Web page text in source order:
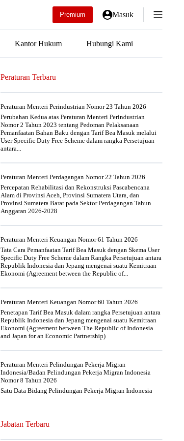
Premium Masuk
Kantor Hukum Hubungi Kami
Peraturan Terbaru
Peraturan Menteri Perindustrian Nomor 23 Tahun 2026
Perubahan Kedua atas Peraturan Menteri Perindustrian
Nomor 2 Tahun 2023 tentang Pedoman Pelaksanaan
Pemanfaatan Bahan Baku dengan Tarif Bea Masuk melalui
User Specific Duty Free Scheme dalam rangka Persetujuan
antara...
Peraturan Menteri Perdagangan Nomor 22 Tahun 2026
Percepatan Rehabilitasi dan Rekonstruksi Pascabencana
Alam di Provinsi Aceh, Provinsi Sumatera Utara, dan
Provinsi Sumatera Barat pada Sektor Perdagangan Tahun
Anggaran 2026-2028
Peraturan Menteri Keuangan Nomor 61 Tahun 2026
Tata Cara Pemanfaatan Tarif Bea Masuk dengan Skema User
Specific Duty Free Scheme dalam Rangka Persetujuan antara
Republik Indonesia dan Jepang mengenai suatu Kemitraan
Ekonomi (Agreement between the Republic of...
Peraturan Menteri Keuangan Nomor 60 Tahun 2026
Penetapan Tarif Bea Masuk dalam rangka Persetujuan antara
Republik Indonesia dan Jepang mengenai suatu Kemitraan
Ekonomi (Agreement between The Republic of Indonesia
and Japan for an Economic Partnership)
Peraturan Menteri Pelindungan Pekerja Migran
Indonesia/Badan Pelindungan Pekerja Migran Indonesia
Nomor 8 Tahun 2026
Satu Data Bidang Pelindungan Pekerja Migran Indonesia
Jabatan Terbaru